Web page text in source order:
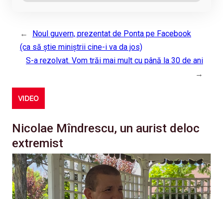
←
Noul guvern, prezentat de Ponta pe Facebook
(ca să știe miniștrii cine-i va da jos)
S-a rezolvat. Vom trăi mai mult cu până la 30 de ani
→
VIDEO
Nicolae Mîndrescu, un aurist deloc
extremist